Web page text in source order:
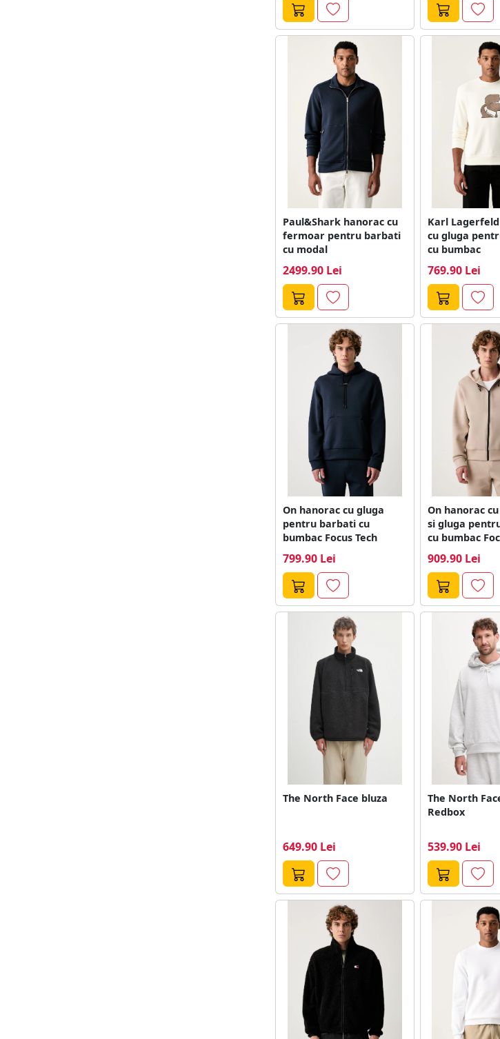
Paul&Shark hanorac cu
fermoar pentru barbati
cu modal
2499.90 Lei
Karl
cu gluga
cu bumbac
769.90 Lei
On hanorac cu gluga
pentru barbati cu
bumbac Focus Tech
799.90 Lei
On hanorac
si gluga
cu bumbac
909.90 Lei
The North Face bluza
649.90 Lei
The North
Redbox
539.90 Lei